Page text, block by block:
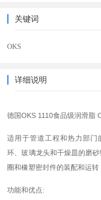
关键词
OKS
详细说明
德国OKS 1110食品级润滑脂
适用于管道工程和热力部
环、玻璃龙头和干燥皿的磨
圈和橡塑密封件的装配和运
功能和优点: